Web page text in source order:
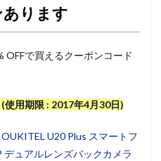
あります
OFFで買えるクーポンコード
用期限 : 2017年4月30日)
U20 Plus スマートフ
デュアルレンズバックカメラ